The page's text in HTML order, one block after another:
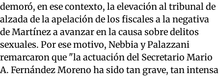
demoró, en ese contexto, la elevación al tribunal de
alzada de la apelación de los fiscales a la negativa
de Martínez a avanzar en la causa sobre delitos
sexuales. Por ese motivo, Nebbia y Palazzani
remarcaron que "la actuación del Secretario Mario
A. Fernández Moreno ha sido tan grave, tan intensa